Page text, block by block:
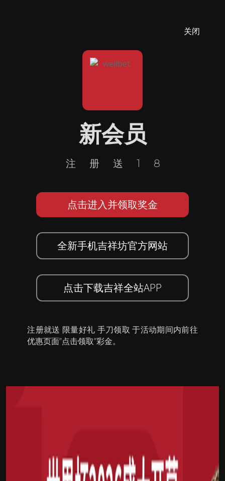
关闭
新会员
注册送18
点击进入并领取奖金
全新手机吉祥坊官方网站
点击下载吉祥全站APP
注册就送 限量好礼 手刀领取 于活动期间内前往
优惠页面”点击领取”彩金。